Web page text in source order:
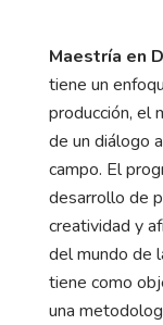
Maestría en
tiene un
producción, el
de un diálogo
campo. El
desarrollo de
creatividad y
del mundo de
tiene como
una